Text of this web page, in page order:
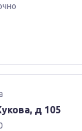
18 лет
д 105